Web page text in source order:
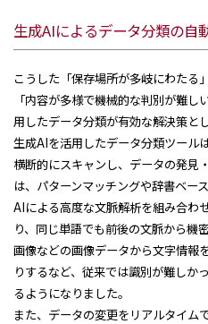
生成AIによるデータ分類の自
こうした「保存場所が多岐にわたる
「内容が多様で機械的な判別が難
用したデータ分類が有効な解決策と
生成AIを活用したデータ分類ツール
横断的にスキャンし、データの発見
は、パターンマッチングや辞書ベー
AIによる高度な文脈解析を組み合わ
り、同じ単語でも前後の文脈から機
画像などの画像データから文字情報
りするなど、従来では識別が難しか
るようになりました。
また、データの変更をリアルタイム